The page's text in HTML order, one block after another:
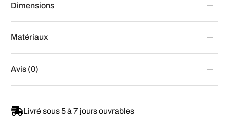
Dimensions
Matériaux
Avis (0)
Livré sous 5 à 7 jours ouvrables